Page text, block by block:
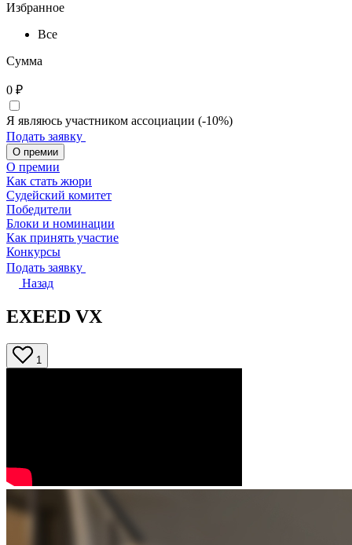
Избранное
Все
Сумма
0 ₽
Я являюсь участником ассоциации (-10%)
Подать заявку
О премии
О премии
Как стать жюри
Судейский комитет
Победители
Блоки и номинации
Как принять участие
Конкурсы
Подать заявку
Назад
EXEED VX
1